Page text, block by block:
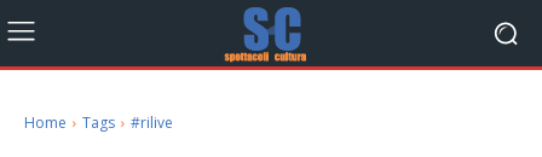
Home Tags #rilive